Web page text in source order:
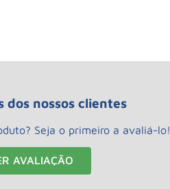
dos nossos clientes
Seja o primeiro a avaliá-lo!
AVALIAÇÃO